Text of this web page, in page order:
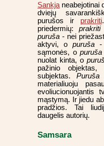
Sankja neabejotinai
dviejų
purušos ir prakriti
priedermių:prakriti
puruša - nei
aktyvi, o puruša -
sąmonės, opuruša
nuolat kinta, o
pažinio
subjektas. Puruša
materialiuoju
evoliucionuojantis
mąstymą. Ir jiedu
pradžios. Tai
daugelis autorių.
Samsara